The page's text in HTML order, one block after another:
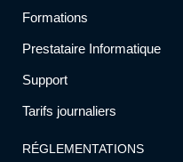
Formations
Prestataire Informatique
Support
Tarifs journaliers
RÉGLEMENTATIONS